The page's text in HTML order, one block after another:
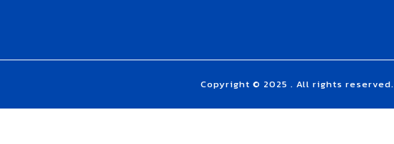
Copyright © 2025 . All rights reserved.